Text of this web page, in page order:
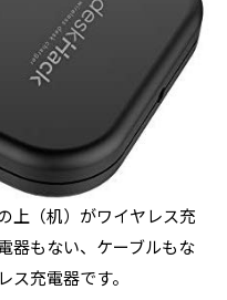
上（机）がワイヤレス充
器もない、ケーブルもな
ス充電器です。